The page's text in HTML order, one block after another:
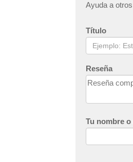
Ayuda a
Título
Reseña
Tu nombre